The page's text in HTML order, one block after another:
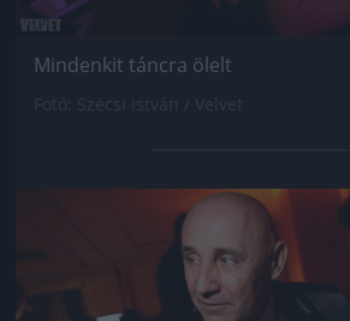
Mindenkit táncra ölelt
Jön még kép!